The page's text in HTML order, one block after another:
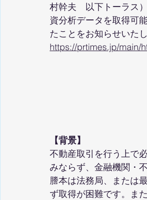
村幹夫　以下トーラス
資分析データを取得可
たことをお知らせいたし
https://prtimes.jp/main/
【背景】
不動産取引を行う上で
みならず、金融機関・
謄本は法務局、または
ず取得が困難です。ま